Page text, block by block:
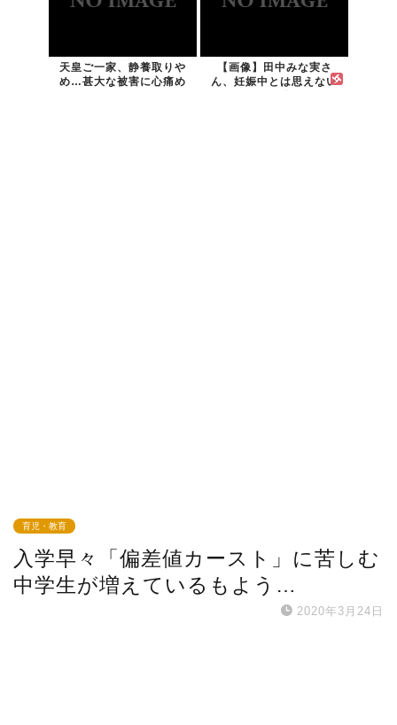
天皇ご一家、静養取りや
め…甚大な被害に心痛め
【画像】田中みな実さ
ん、妊娠中とは思えない
育児・教育
入学早々「偏差値カースト」に苦しむ
中学生が増えているもよう…
2020年3月24日